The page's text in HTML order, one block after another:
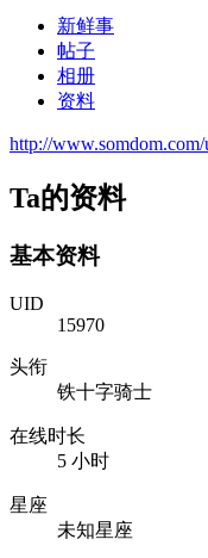
新鲜事
帖子
相册
资料
http://
Ta的资料
基本资料
UID
15970
头衔
铁十字骑士
在线时长
5 小时
星座
未知星座